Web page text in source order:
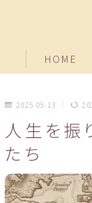
HOME
2025.05.13
人生を振
たち